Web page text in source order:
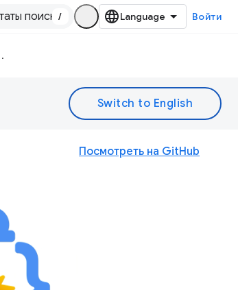
/ Войти
.
Посмотреть на GitHub